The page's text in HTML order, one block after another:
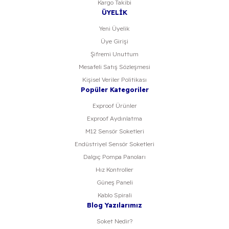
Kargo Takibi
ÜYELİK
Yeni Üyelik
Üye Girişi
Şifremi Unuttum
Mesafeli Satış Sözleşmesi
Kişisel Veriler Politikası
Popüler Kategoriler
Exproof Ürünler
Exproof Aydınlatma
M12 Sensör Soketleri
Endüstriyel Sensör Soketleri
Dalgıç Pompa Panoları
Hız Kontroller
Güneş Paneli
Kablo Spirali
Blog Yazılarımız
Soket Nedir?